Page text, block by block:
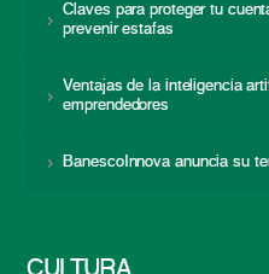
Claves para proteger tu
prevenir estafas
Ventajas de la inteligencia
emprendedores
BanescoInnova anuncia su